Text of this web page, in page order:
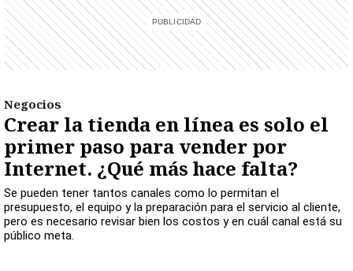
Negocios
Crear la tienda en línea es solo el
primer paso para vender por
Internet. ¿Qué más hace falta?
Se pueden tener tantos canales como lo permitan el
presupuesto, el equipo y la preparación para el servicio al cliente,
pero es necesario revisar bien los costos y en cuál canal está su
público meta.